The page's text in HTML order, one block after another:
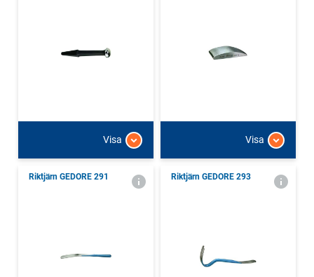
Visa Visa
Riktjärn GEDORE 291 Riktjärn GEDORE 293